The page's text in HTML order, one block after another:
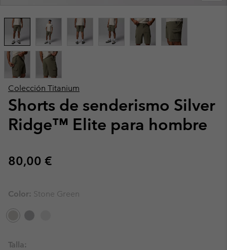
Colección Titanium
Shorts de senderismo Silver
Ridge™ Elite para hombre
Regular price:
80,00 €
Color: Stone Green
Talla: